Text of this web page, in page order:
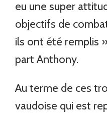
eu une super
objectifs de
ils ont été remplis
part Anthony.
Au terme de ces
vaudoise qui est